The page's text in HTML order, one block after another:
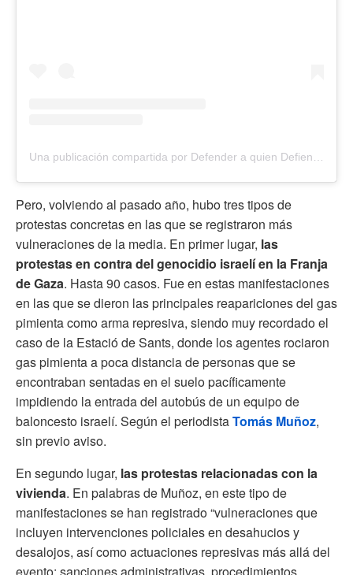
Pero, volviendo al pasado año, hubo tres tipos de
protestas concretas en las que se registraron más
vulneraciones de la media. En primer lugar, las
protestas en contra del genocidio israelí en la Franja
de Gaza. Hasta 90 casos. Fue en estas manifestaciones
en las que se dieron las principales reapariciones del gas
pimienta como arma represiva, siendo muy recordado el
caso de la Estació de Sants, donde los agentes rociaron
gas pimienta a poca distancia de personas que se
encontraban sentadas en el suelo pacíficamente
impidiendo la entrada del autobús de un equipo de
baloncesto israelí. Según el periodistaTomás Muñoz,
sin previo aviso.
En segundo lugar, las protestas relacionadas con la
vivienda. En palabras de Muñoz, en este tipo de
manifestaciones se han registrado “vulneraciones que
incluyen intervenciones policiales en desahucios y
desalojos, así como actuaciones represivas más allá del